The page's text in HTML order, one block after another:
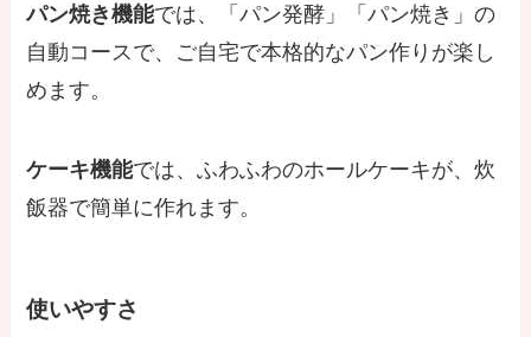
パン焼き機能では、「パン発酵」「パン焼き」の
自動コースで、ご自宅で本格的なパン作りが楽し
めます。
ケーキ機能では、ふわふわのホールケーキが、炊
飯器で簡単に作れます。
使いやすさ